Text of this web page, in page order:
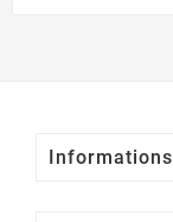
Informations